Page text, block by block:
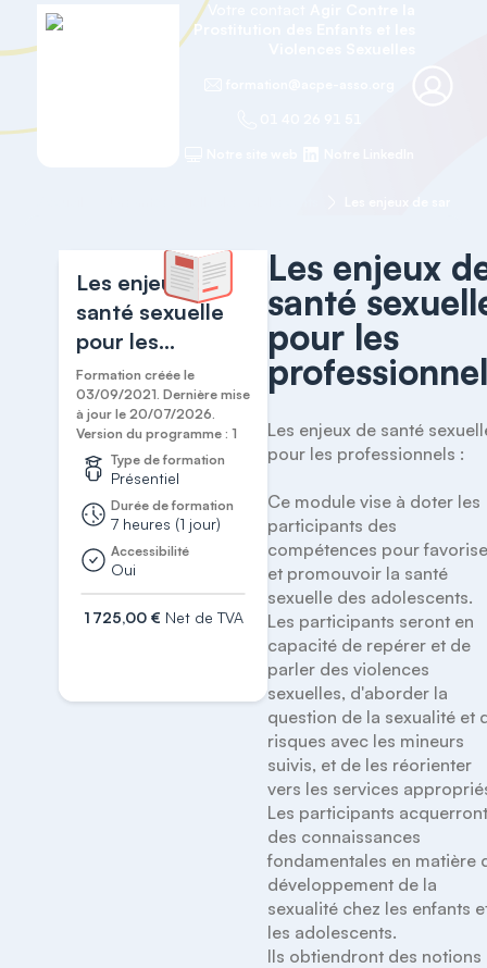
Prostitution des Enfants et les
Les enjeux de
santé sexuelle
pour les
professionnels
Formation créée le
03/09/2021. Dernière mise
à jour le 20/07/2026.
Version du programme : 1
Type de formation
Présentiel
Durée de formation
7 heures (1 jour)
Accessibilité
Oui
1 725,00 € Net de TVA
Les enjeux
santé
pour les
Les enjeux de santé
pour les professionnels :
Ce module vise à doter les
participants des
compétences pour
et promouvoir la santé
sexuelle des adolescents.
Les participants seront en
capacité de repérer et de
parler des violences
sexuelles, d'aborder la
question de la sexualité et
risques avec les mineurs
suivis, et de les réorienter
vers les services
Les participants
des connaissances
fondamentales en matière
développement de la
sexualité chez les enfants
les adolescents.
Ils obtiendront des notions